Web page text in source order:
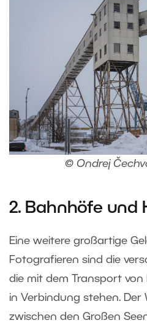
© Ondrej
2. Bahnhöfe und
Eine weitere großartige
Fotografieren sind die
die mit dem Transport
in Verbindung stehen.
zwischen den Großen